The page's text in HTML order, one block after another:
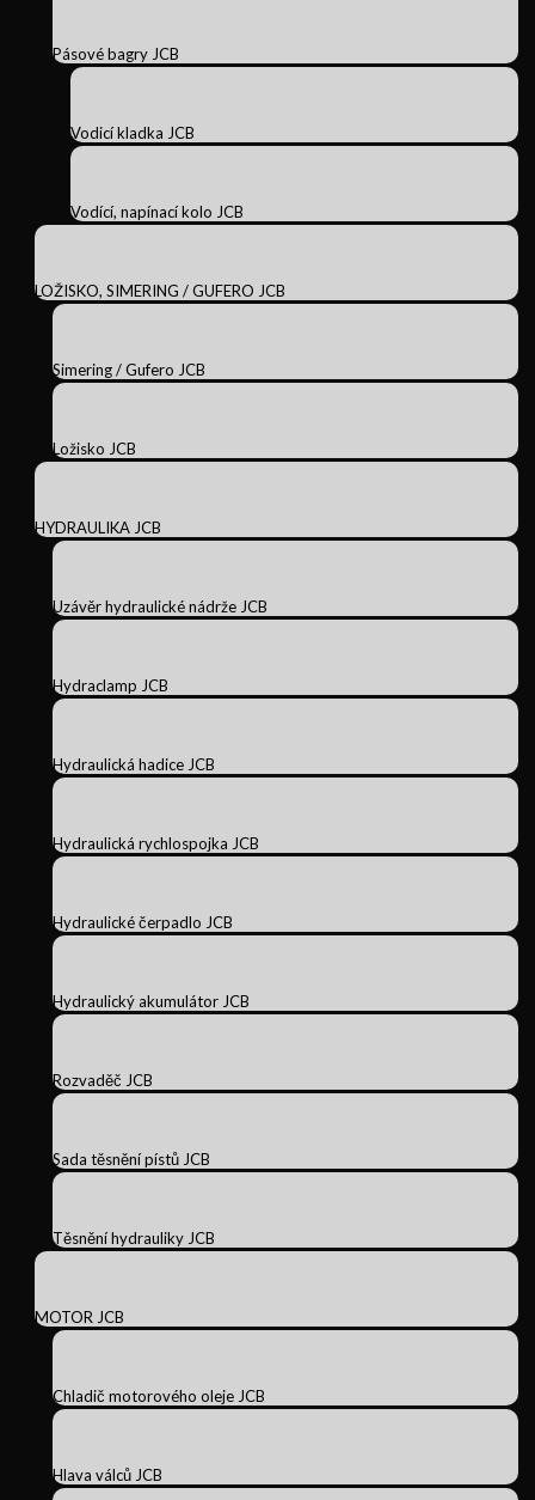
Pásové bagry JCB
Vodicí kladka JCB
Vodící, napínací kolo JCB
LOŽISKO, SIMERING / GUFERO JCB
Simering / Gufero JCB
Ložisko JCB
HYDRAULIKA JCB
Uzávěr hydraulické nádrže JCB
Hydraclamp JCB
Hydraulická hadice JCB
Hydraulická rychlospojka JCB
Hydraulické čerpadlo JCB
Hydraulický akumulátor JCB
Rozvaděč JCB
Sada těsnění pístů JCB
Těsnění hydrauliky JCB
MOTOR JCB
Chladič motorového oleje JCB
Hlava válců JCB